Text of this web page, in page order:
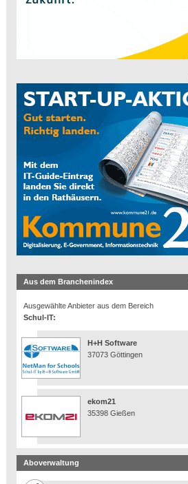
Aus dem Branchenindex
Ausgewählte Anbieter aus dem Bereich
Schul-IT:
H+H Software
37073 Göttingen
ekom21
35398 Gießen
Aboverwaltung